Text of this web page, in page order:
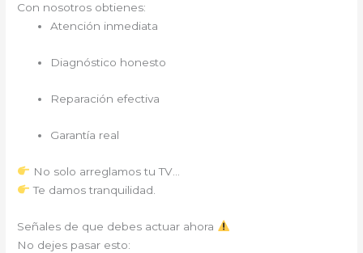
Con nosotros obtienes:
Atención inmediata
Diagnóstico honesto
Reparación efectiva
Garantía real
No solo arreglamos tu TV…
Te damos tranquilidad.
Señales de que debes actuar ahora
No dejes pasar esto: